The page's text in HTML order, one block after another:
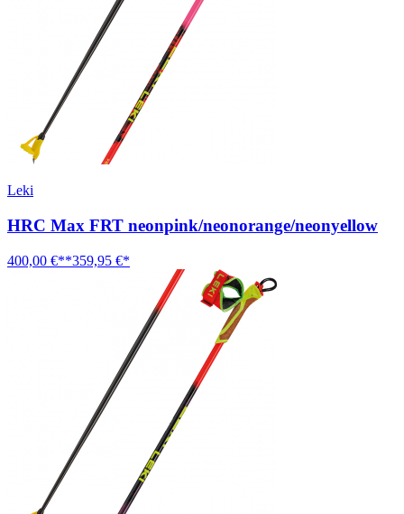
Leki
HRC Max FRT neonpink/neonorange/neonyellow
400,00 €**359,95 €*